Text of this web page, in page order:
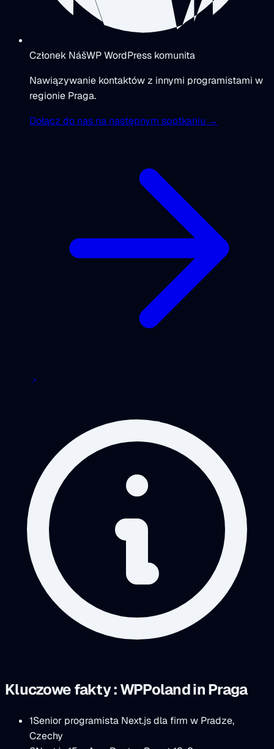
Członek NášWP WordPress komunita
Nawiązywanie kontaktów z innymi programistami w
regionie Praga.
Dołącz do nas na następnym spotkaniu →
Kluczowe fakty : WPPoland in Praga
1Senior programista Next.js dla firm w Pradze,
Czechy